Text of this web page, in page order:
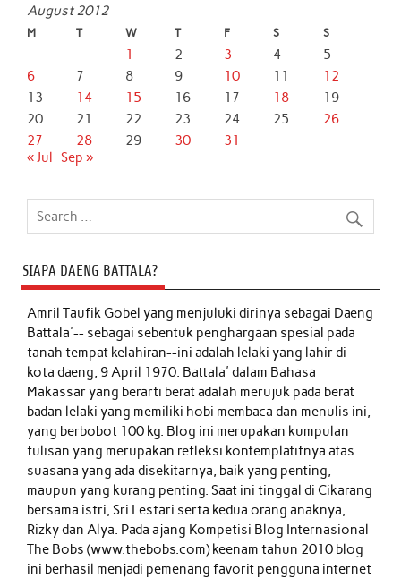
August 2012
M T W T F S S
1 2 3 4
5
6
7 8 9 10 11
12
13
14 15 16 17 18
19
20
21 22 23 24 25
26
27
28 29 30
31
« Jul
Sep »
SIAPA DAENG BATTALA?
Amril Taufik Gobelyang menjuluki dirinya sebagai Daeng
Battala'-- sebagai sebentuk penghargaan spesial pada
tanah tempat kelahiran--ini adalah lelaki yang lahir di
kota daeng, 9 April 1970. Battala' dalam Bahasa
Makassar yang berarti berat adalah merujuk pada berat
badan lelaki yang memiliki hobi membaca dan menulis ini,
yang berbobot 100 kg. Blog ini merupakan kumpulan
tulisan yang merupakan refleksi kontemplatifnya atas
suasana yang ada disekitarnya, baik yang penting,
maupun yang kurang penting. Saat ini tinggal di Cikarang
bersama istri, Sri Lestari serta kedua orang anaknya,
Rizky dan Alya. Pada ajang Kompetisi Blog Internasional
The Bobs (www.thebobs.com) keenam tahun 2010 blog
ini berhasil menjadi pemenang favorit pengguna internet